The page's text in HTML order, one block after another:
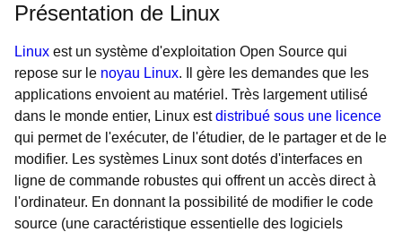
Présentation de Linux
Linux est un système d'exploitation Open Source qui
repose sur le noyau Linux. Il gère les demandes que les
applications envoient au matériel. Très largement utilisé
dans le monde entier, Linux estdistribué sous une licence
qui permet de l'exécuter, de l'étudier, de le partager et de le
modifier. Les systèmes Linux sont dotés d'interfaces en
ligne de commande robustes qui offrent un accès direct à
l'ordinateur. En donnant la possibilité de modifier le code
source (une caractéristique essentielle des logiciels